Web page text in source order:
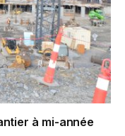
à mi-année